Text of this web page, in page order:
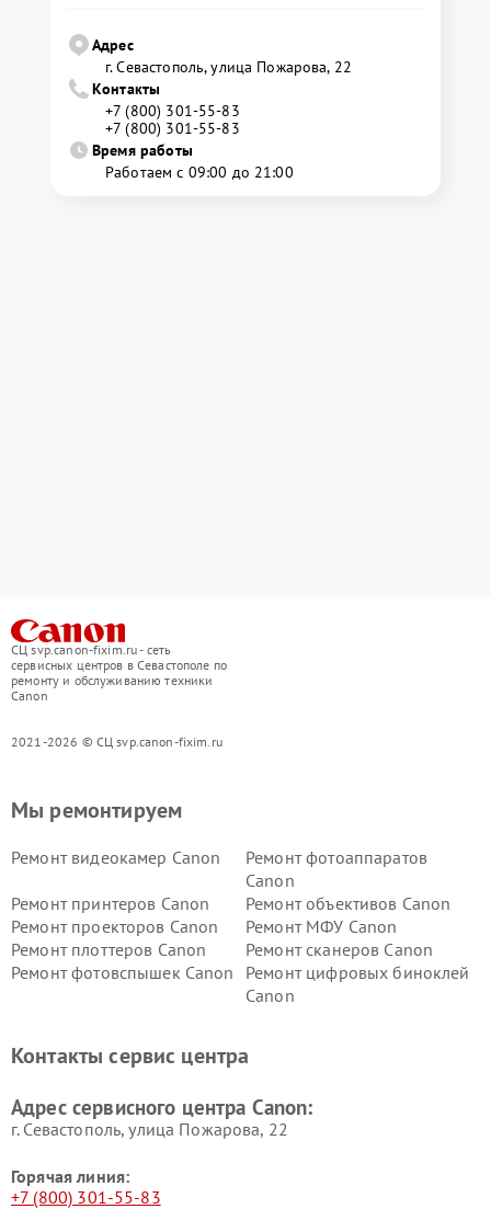
Адрес
г. Севастополь, улица Пожарова, 22
Контакты
+7 (800) 301-55-83
+7 (800) 301-55-83
Время работы
Работаем с 09:00 до 21:00
СЦ svp.canon-fixim.ru - сеть
сервисных центров в Севастополе по
ремонту и обслуживанию техники
Canon
2021-2026 © СЦ svp.canon-fixim.ru
Мы ремонтируем
Ремонт видеокамер Canon
Ремонт фотоаппаратов
Canon
Ремонт принтеров Canon
Ремонт объективов Canon
Ремонт проекторов Canon
Ремонт МФУ Canon
Ремонт плоттеров Canon
Ремонт сканеров Canon
Ремонт фотовспышек Canon
Ремонт цифровых биноклей
Canon
Контакты сервис центра
Адрес сервисного центра Canon:
г. Севастополь, улица Пожарова, 22
Горячая линия:
+7 (800) 301-55-83